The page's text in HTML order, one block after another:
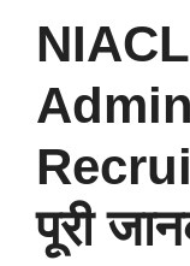
NIACL
पूरी